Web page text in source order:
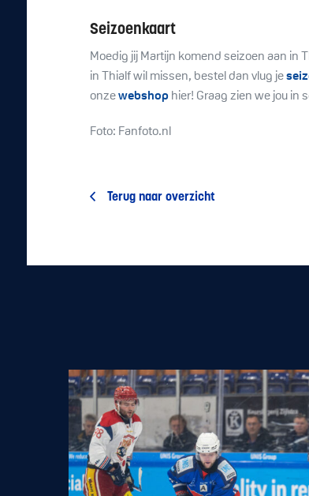
Seizoenkaart
Moedig jij Martijn komend seizoen aan in
in Thialf wil missen, bestel dan vlug je
onzewebshophier! Graag zien we jou in
Foto: Fanfoto.nl
Terug naar overzicht